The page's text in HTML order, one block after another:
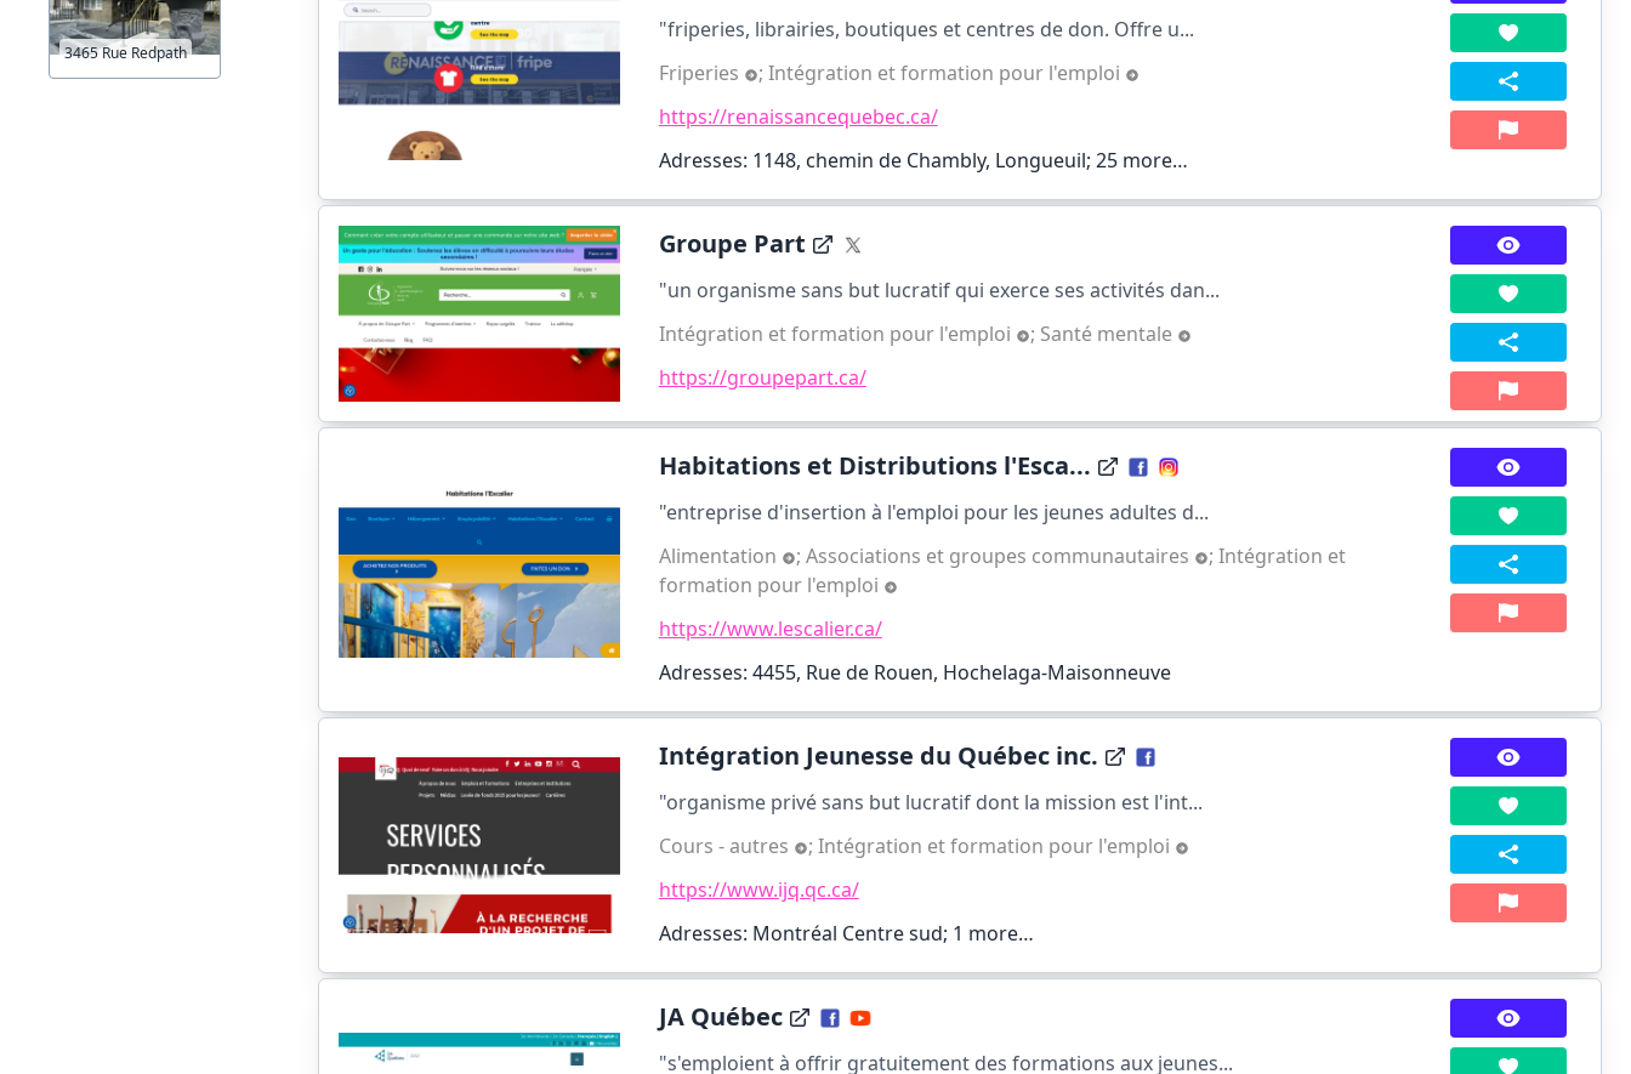
3465 Rue Redpath
"friperies, librairies, boutiques et centres de don. Offre u...
Friperies
; Intégration et formation pour l'emploi
https://renaissancequebec.ca/
Adresses: 1148, chemin de Chambly, Longueuil; 25 more…
Groupe Part
"un organisme sans but lucratif qui exerce ses activités dan...
Intégration et formation pour l'emploi
; Santé mentale
https://groupepart.ca/
Habitations et Distributions l'Esca...
"entreprise d'insertion à l'emploi pour les jeunes adultes d...
Alimentation
; Associations et groupes communautaires ; Intégration et
formation pour l'emploi
https://www.lescalier.ca/
Adresses: 4455, Rue de Rouen, Hochelaga-Maisonneuve
Intégration Jeunesse du Québec inc.
"organisme privé sans but lucratif dont la mission est l'int...
Cours - autres
; Intégration et formation pour l'emploi
https://www.ijq.qc.ca/
Adresses: Montréal Centre sud; 1 more…
JA Québec
"s'emploient à offrir gratuitement des formations aux jeunes...